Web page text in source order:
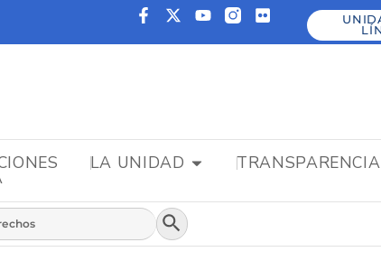
LA UNIDAD TRANSPARENCIA
Botón de búsqueda